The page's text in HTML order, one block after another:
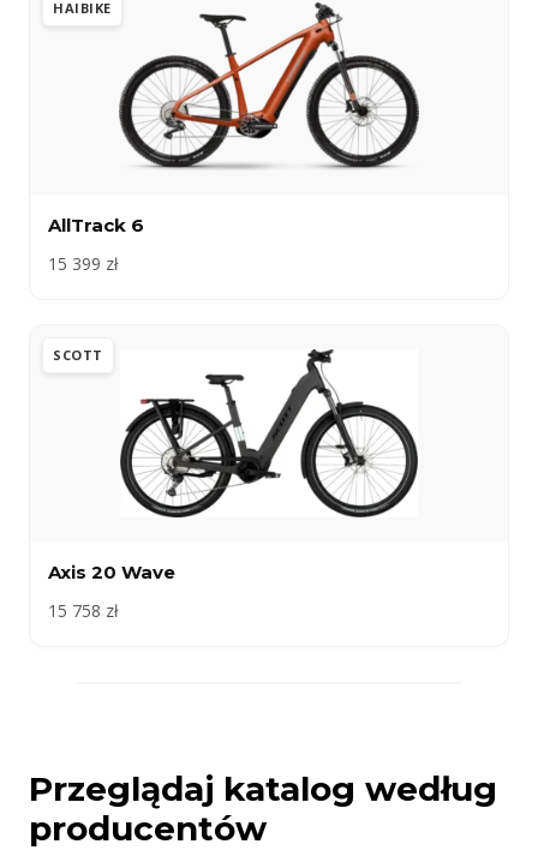
HAIBIKE
AllTrack 6
15 399 zł
SCOTT
Axis 20 Wave
15 758 zł
Przeglądaj katalog według
producentów